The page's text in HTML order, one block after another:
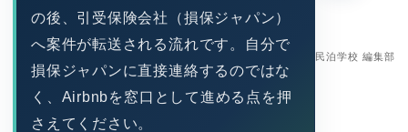
民泊学校 編集部
の後、引受保険会社（損保ジャパン）
へ案件が転送される流れです。自分で
損保ジャパンに直接連絡するのではな
く、Airbnbを窓口として進める点を押
さえてください。